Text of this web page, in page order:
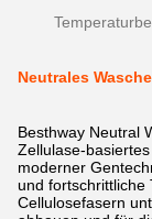
Neutrales
Besthway Neutral
Zellulase-
moderner
und fortschrittliche
Cellulosefasern